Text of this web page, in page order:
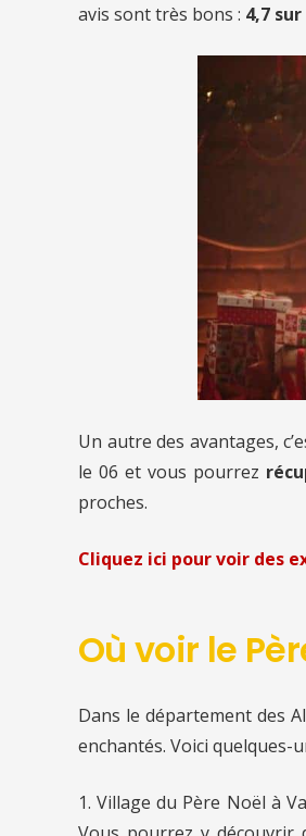
avis sont très bons : 4,7
Un autre des avantages,
le 06 et vous pourrez
proches.
Cliquez ici pour voir des
Où voir le
Dans le département des
enchantés. Voici quelques-
1. Village du Père Noël à